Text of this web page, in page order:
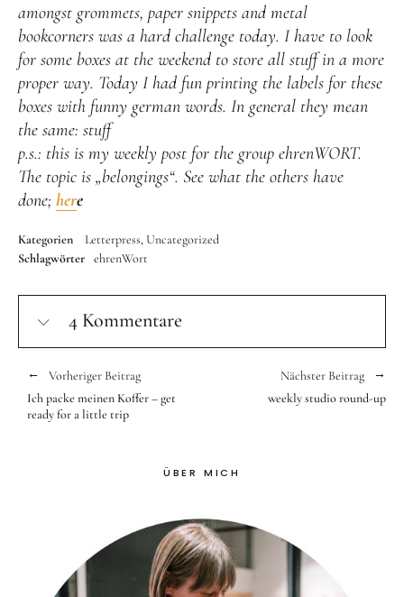
amongst grommets, paper snippets and metal
bookcorners was a hard challenge today. I have to look
for some boxes at the weekend to store all stuff in a more
proper way. Today I had fun printing the labels for these
boxes with funny german words. In general they mean
the same: stuff
p.s.: this is my weekly post for the group ehrenWORT.
The topic is „belongings“. See what the others have
done; here
Kategorien Letterpress Uncategorized
Schlagwörter ehrenWort
4 Kommentare
Vorheriger Beitrag
Ich packe meinen Koffer – get
ready for a little trip
Nächster Beitrag
weekly studio round-up
ÜBER MICH